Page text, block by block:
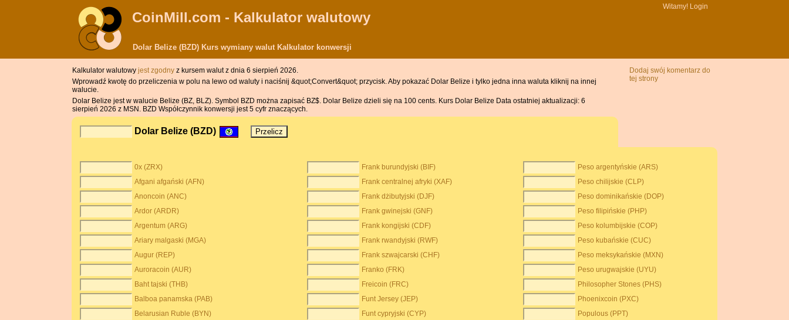
CoinMill.com - Kalkulator walutowy
Witamy! Login
Dolar Belize (BZD) Kurs wymiany walut Kalkulator konwersji
Kalkulator walutowy jest zgodny z kursem walut z dnia 6 sierpień 2026.
Wprowadź kwotę do przeliczenia w polu na lewo od waluty i naciśnij &quot;Convert&quot; przycisk. Aby pokazać Dolar Belize i tylko jedna inna waluta kliknij na innej
walucie.
Dolar Belize jest w walucie Belize (BZ, BLZ). Symbol BZD można zapisać BZ$. Dolar Belize dzieli się na 100 cents. Kurs Dolar Belize Data ostatniej aktualizacji: 6
sierpień 2026 z MSN. BZD Współczynnik konwersji jest 5 cyfr znaczących.
Dodaj swój komentarz do
tej strony
Dolar Belize (BZD)
0x (ZRX) Frank burundyjski (BIF)
Peso argentyńskie (ARS)
Afgani afgański (AFN)
Frank centralnej afryki (XAF)
Peso chilijskie (CLP)
Anoncoin (ANC)
Frank dżibutyjski (DJF)
Peso dominikańskie (DOP)
Ardor (ARDR)
Frank gwinejski (GNF)
Peso filipińskie (PHP)
Argentum (ARG)
Frank kongijski (CDF)
Peso kolumbijskie (COP)
Ariary malgaski (MGA)
Frank rwandyjski (RWF)
Peso kubańskie (CUC)
Augur (REP)
Frank szwajcarski (CHF)
Peso meksykańskie (MXN)
Auroracoin (AUR)
Franko (FRK)
Peso urugwajskie (UYU)
Baht tajski (THB)
Freicoin (FRC)
Philosopher Stones (PHS)
Balboa panamska (PAB)
Funt Jersey (JEP)
Phoenixcoin (PXC)
Belarusian Ruble (BYN)
Funt cypryjski (CYP)
Populous (PPT)